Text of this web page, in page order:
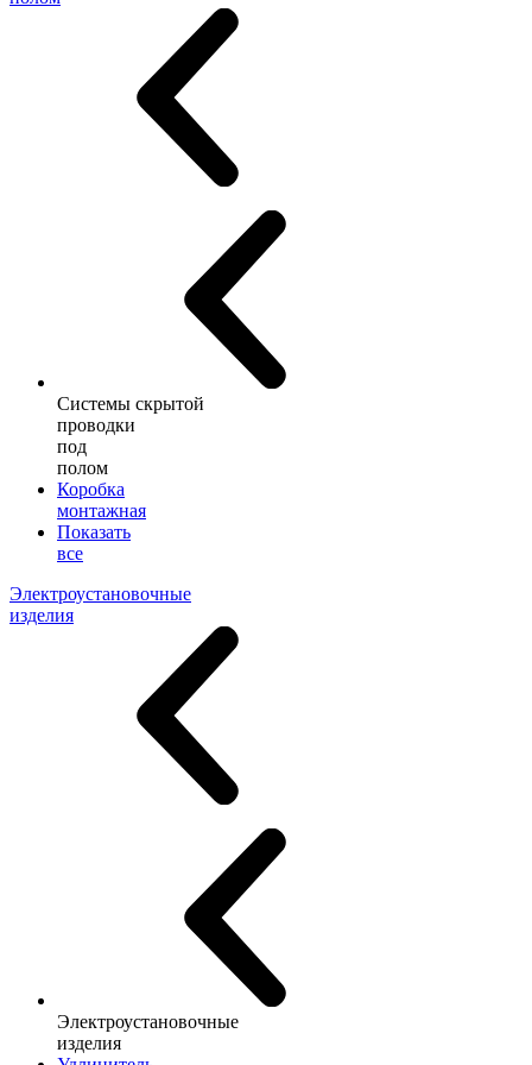
Системы скрытой
проводки
под
полом
Коробка
монтажная
Показать
все
Электроустановочные
изделия
Электроустановочные
изделия